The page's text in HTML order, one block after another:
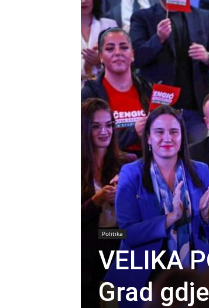
Politika
VELIKA
Grad